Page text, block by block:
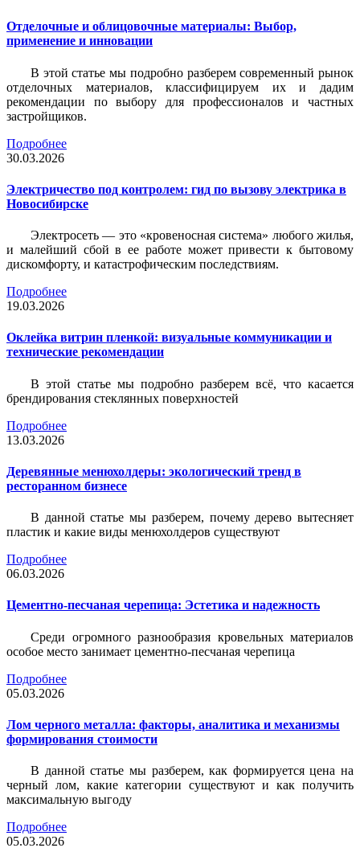
Отделочные и облицовочные материалы: Выбор,
применение и инновации
В этой статье мы подробно разберем современный рынок
отделочных материалов, классифицируем их и дадим
рекомендации по выбору для профессионалов и частных
застройщиков.
Подробнее
30.03.2026
Электричество под контролем: гид по вызову электрика в
Новосибирске
Электросеть — это «кровеносная система» любого жилья,
и малейший сбой в ее работе может привести к бытовому
дискомфорту, и катастрофическим последствиям.
Подробнее
19.03.2026
Оклейка витрин пленкой: визуальные коммуникации и
технические рекомендации
В этой статье мы подробно разберем всё, что касается
брендирования стеклянных поверхностей
Подробнее
13.03.2026
Деревянные менюхолдеры: экологический тренд в
ресторанном бизнесе
В данной статье мы разберем, почему дерево вытесняет
пластик и какие виды менюхолдеров существуют
Подробнее
06.03.2026
Цементно-песчаная черепица: Эстетика и надежность
Среди огромного разнообразия кровельных материалов
особое место занимает цементно-песчаная черепица
Подробнее
05.03.2026
Лом черного металла: факторы, аналитика и механизмы
формирования стоимости
В данной статье мы разберем, как формируется цена на
черный лом, какие категории существуют и как получить
максимальную выгоду
Подробнее
05.03.2026